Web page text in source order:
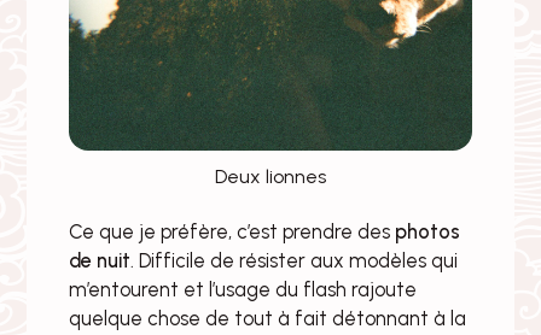
Deux lionnes
Ce que je préfère, c’est prendre des photos
de nuit. Difficile de résister aux modèles qui
m’entourent et l’usage du flash rajoute
quelque chose de tout à fait détonnant à la